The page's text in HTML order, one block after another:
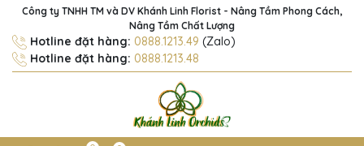
Công ty TNHH TM và DV Khánh Linh Florist - Nâng Tầm Phong Cách,
Nâng Tầm Chất Lượng
Hotline đặt hàng: 0888.1213.49 (Zalo)
Hotline đặt hàng: 0888.1213.48